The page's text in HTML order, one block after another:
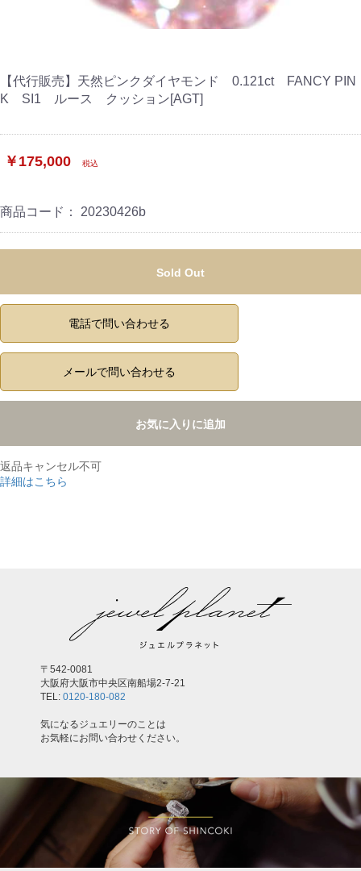
【代行販売】天然ピンクダイヤモンド 0.121ct FANCY PIN
K SI1 ルース クッション[AGT]
￥175,000 税込
商品コード： 20230426b
Sold Out
電話で問い合わせる
メールで問い合わせる
お気に入りに追加
返品キャンセル不可
詳細はこちら
〒542-0081
大阪府大阪市中央区南船場2-7-21
TEL: 0120-180-082
気になるジュエリーのことは
お気軽にお問い合わせください。